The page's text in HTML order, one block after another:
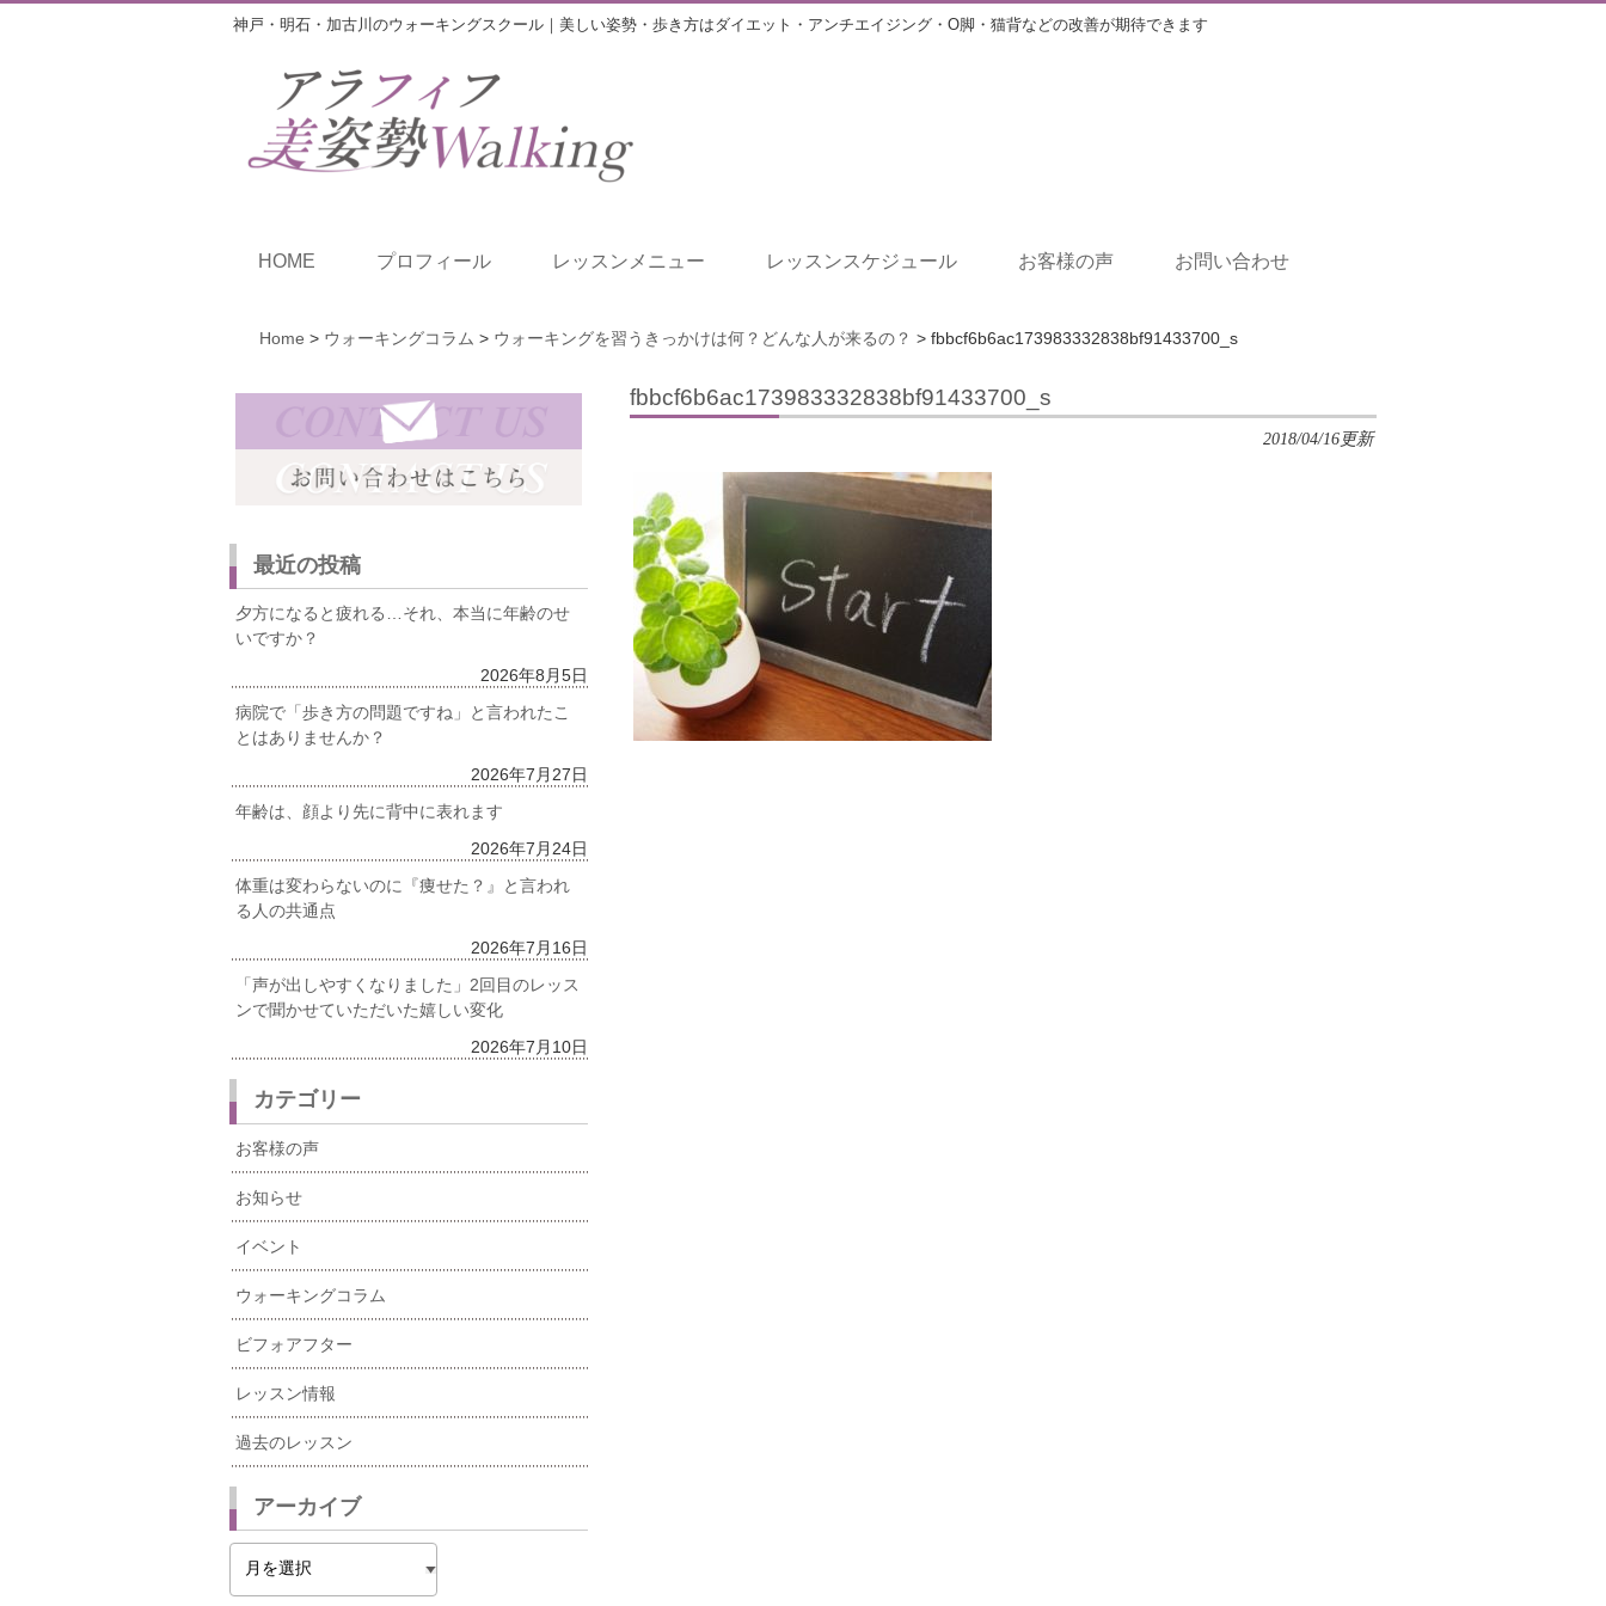
神戸・明石・加古川のウォーキングスクール｜美しい姿勢・歩き方はダイエット・アンチエイジング・O脚・猫背などの改善が期待できます
HOME プロフィール レッスンメニュー レッスンスケジュール お客様の声 お問い合わせ
Home > ウォーキングコラム > ウォーキングを習うきっかけは何？どんな人が来るの？ > fbbcf6b6ac173983332838bf91433700_s
fbbcf6b6ac173983332838bf91433700_s
2018/04/16更新
最近の投稿
夕方になると疲れる…それ、本当に年齢のせ
いですか？
2026年8月5日
病院で「歩き方の問題ですね」と言われたこ
とはありませんか？
2026年7月27日
年齢は、顔より先に背中に表れます
2026年7月24日
体重は変わらないのに『痩せた？』と言われ
る人の共通点
2026年7月16日
「声が出しやすくなりました」2回目のレッス
ンで聞かせていただいた嬉しい変化
2026年7月10日
カテゴリー
お客様の声
お知らせ
イベント
ウォーキングコラム
ビフォアフター
レッスン情報
過去のレッスン
アーカイブ